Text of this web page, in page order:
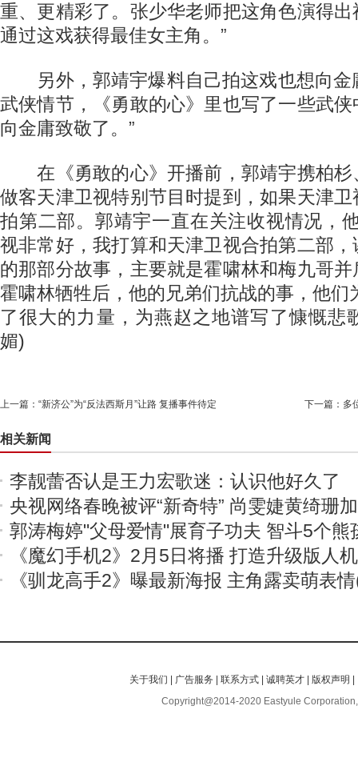
重、更精彩了。张少华老师把这角色演得
通过这戏获得最佳女主角。”
另外，郭靖宇爆料自己拍这戏也想向金
武侠情节，《勇敢的心》里也写了一些武
向金庸致敬了。”
在《勇敢的心》开播前，郭靖宇携柏杉
做客天津卫视特别节目时提到，如果天津
拍第二部。郭靖宇一直在关注收视情况，
视非常好，我打算和天津卫视合拍第二部
的那部分故事，主要就是霍啸林和梅九哥
霍啸林牺牲后，他的兄弟们抗战的事，他们
了很大的力量，为燕赵之地谱写了慷慨悲
媚)
上一篇： “新济公”为“反法西斯月”让路 复播事件待定 下一篇： 多
相关新闻
李靓蕾否认是王力宏歌迷：认识他好久了
央视网络春晚被评“新奇特” 尚雯婕黄绮珊
郭涛梅婷"父母爱情"展育子功夫 智斗5个熊
《魔幻手机2》2月5日将播 打造升级版人
《驯龙高手2》曝最新海报 主角露卖萌表
关于我们 广告服务 |联系方式 |诚聘英才 版权声明
Copyright@2014-2020 Eastyule